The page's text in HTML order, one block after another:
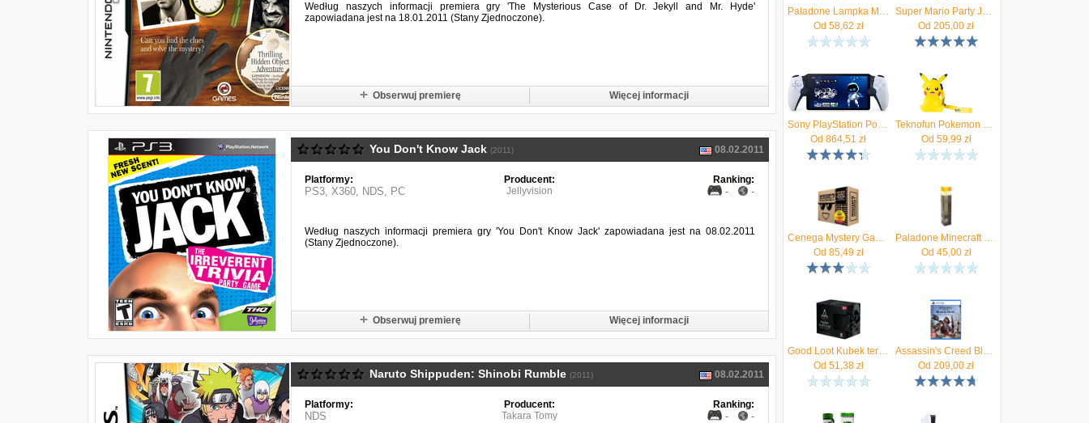
Według naszych informacji premiera gry 'The Mysterious Case of Dr. Jekyll and Mr. Hyde'
zapowiadana jest na 18.01.2011 (Stany Zjednoczone).
Obserwuj premierę Więcej informacji
You Don't Know Jack (2011) 08.02.2011
Platformy:
PS3, X360, NDS, PC
Producent:
Jellyvision
Ranking:
- -
Według naszych informacji premiera gry 'You Don't Know Jack' zapowiadana jest na 08.02.2011
(Stany Zjednoczone).
Obserwuj premierę Więcej informacji
Naruto Shippuden: Shinobi Rumble (2011) 08.02.2011
Platformy:
NDS
Producent:
Takara Tomy
Ranking:
- -
Paladone Lampka Minecraft - Lisek
Od 58,62 zł
Super Mario Party Jamboree (Gra NS)
Od 205,00 zł
Sony PlayStation Portal PS5
Od 864,51 zł
Teknofun Pokemon Pikachu Lampka Z Opaską Na Rękę 9cm
Od 59,99 zł
Cenega Mystery Gamers Pack Zestaw Gadżetów V17
Od 85,49 zł
Paladone Minecraft Torch Light Lampka Pochodnia
Od 45,00zł
Good Loot Kubek termoaktywny Assassins Creed Black Flag
Od 51,38zł
Assassin's Creed Black Flag Resynced (Gra PS5)
Od 209,00 zł